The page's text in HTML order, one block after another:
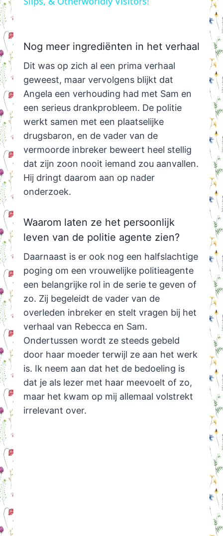
Nog meer ingrediënten in het verhaal
Dit was op zich al een prima verhaal
geweest, maar vervolgens blijkt dat
Angela een verhouding had met Sam en
een serieus drankprobleem. De politie
werkt samen met een plaatselijke
drugsbaron, en de vader van de
vermoorde inbreker beweert heel stellig
dat zijn zoon nooit iemand zou aanvallen.
Hij dringt daarom aan op nader
onderzoek.
Waarom laten ze het persoonlijk
leven van de politie agente zien?
Daarnaast is er ook nog een halfslachtige
poging om een vrouwelijke politieagente
een belangrijke rol in de serie te geven of
zo. Zij begeleidt de vader van de
overleden inbreker en stelt vragen bij het
verhaal van Rebecca en Sam.
Ondertussen wordt ze steeds gebeld
door haar moeder terwijl ze aan het werk
is. Ik neem aan dat het de bedoeling is
dat je als lezer met haar meevoelt of zo,
maar het kwam op mij allemaal volstrekt
irrelevant over.